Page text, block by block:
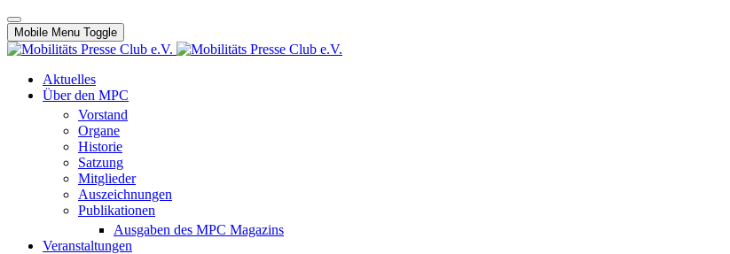
Mobile Menu Toggle
Aktuelles
Über den MPC
Vorstand
Organe
Historie
Satzung
Mitglieder
Auszeichnungen
Publikationen
Ausgaben des MPC Magazins
Veranstaltungen